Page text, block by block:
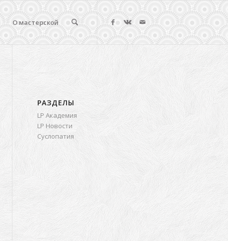
О мастерской
РАЗДЕЛЫ
LP Академия
LP Новости
Суслопатия